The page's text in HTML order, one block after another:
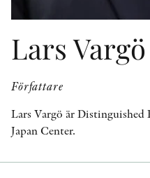
Lars Vargö
Författare
Lars Vargö är
Japan Center.